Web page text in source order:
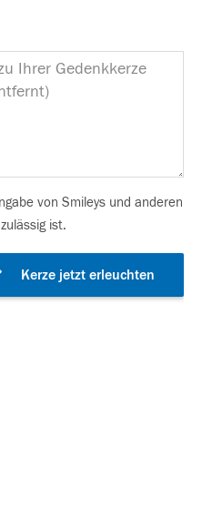
von Smileys und anderen
ist.
Kerze jetzt erleuchten